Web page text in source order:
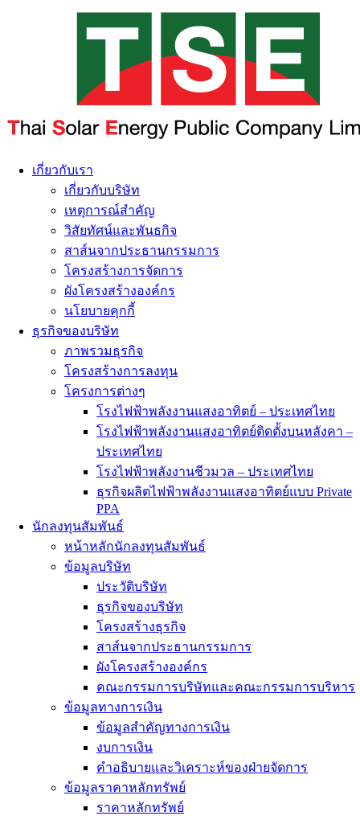
เกี่ยวกับเรา
เกี่ยวกับบริษัท
เหตุการณ์สำคัญ
วิสัยทัศน์และพันธกิจ
สาส์นจากประธานกรรมการ
โครงสร้างการจัดการ
ผังโครงสร้างองค์กร
นโยบายคุกกี้
ธุรกิจของบริษัท
ภาพรวมธุรกิจ
โครงสร้างการลงทุน
โครงการต่างๆ
โรงไฟฟ้าพลังงานแสงอาทิตย์ – ประเทศไทย
โรงไฟฟ้าพลังงานแสงอาทิตย์ติดตั้งบนหลังคา –
ประเทศไทย
โรงไฟฟ้าพลังงานชีวมวล – ประเทศไทย
ธุรกิจผลิตไฟฟ้าพลังงานแสงอาทิตย์แบบ Private
PPA
นักลงทุนสัมพันธ์
หน้าหลักนักลงทุนสัมพันธ์
ข้อมูลบริษัท
ประวัติบริษัท
ธุรกิจของบริษัท
โครงสร้างธุรกิจ
สาส์นจากประธานกรรมการ
ผังโครงสร้างองค์กร
คณะกรรมการบริษัทและคณะกรรมการบริหาร
ข้อมูลทางการเงิน
ข้อมูลสำคัญทางการเงิน
งบการเงิน
คำอธิบายและวิเคราะห์ของฝ่ายจัดการ
ข้อมูลราคาหลักทรัพย์
ราคาหลักทรัพย์